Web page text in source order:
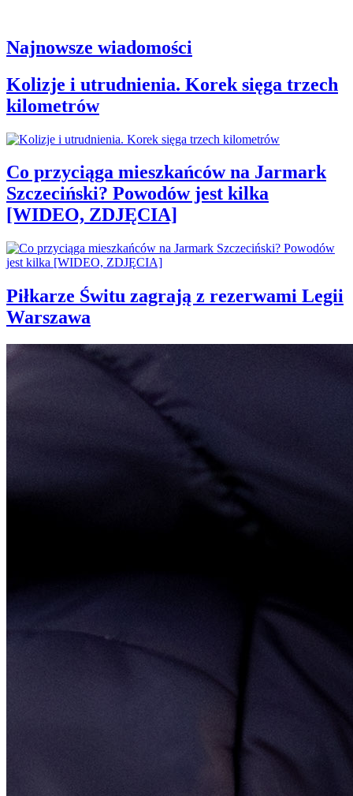
Najnowsze wiadomości
Kolizje i utrudnienia. Korek sięga trzech
kilometrów
Co przyciąga mieszkańców na Jarmark
Szczeciński? Powodów jest kilka
[WIDEO, ZDJĘCIA]
Piłkarze Świtu zagrają z rezerwami Legii
Warszawa